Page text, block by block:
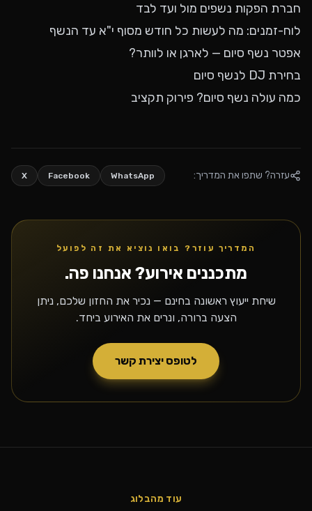
חברת הפקות נשפים מול ועד לבד
לוח-זמנים: מה לעשות כל חודש מסוף י"א עד הנשף
אפטר נשף סיום — לארגן או לוותר?
בחירת DJ לנשף סיום
כמה עולה נשף סיום? פירוק תקציב
עזרה? שתפו את המדריך: WhatsApp
Facebook
X
המדריך עוזר? בואו נוציא את זה לפועל
מתכננים אירוע? אנחנו פה.
שיחת ייעוץ ראשונה בחינם — נכיר את החזון שלכם, ניתן
הצעה ברורה, ונרים את האירוע ביחד.
לטופס יצירת קשר
עוד מהבלוג